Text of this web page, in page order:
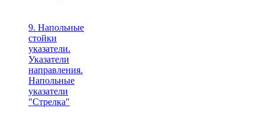
9. Напольные
стойки
указатели.
Указатели
направления.
Напольные
указатели
"Стрелка"